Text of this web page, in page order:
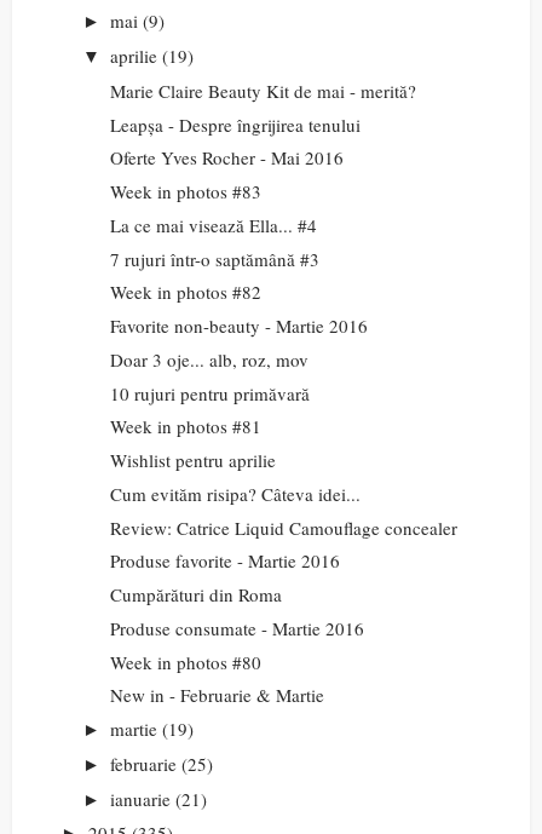
► mai (9)
▼ aprilie (19)
Marie Claire Beauty Kit de mai - merită?
Leapșa - Despre îngrijirea tenului
Oferte Yves Rocher - Mai 2016
Week in photos #83
La ce mai visează Ella... #4
7 rujuri într-o saptămână #3
Week in photos #82
Favorite non-beauty - Martie 2016
Doar 3 oje... alb, roz, mov
10 rujuri pentru primăvară
Week in photos #81
Wishlist pentru aprilie
Cum evităm risipa? Câteva idei...
Review: Catrice Liquid Camouflage concealer
Produse favorite - Martie 2016
Cumpărături din Roma
Produse consumate - Martie 2016
Week in photos #80
New in - Februarie & Martie
► martie (19)
► februarie (25)
► ianuarie (21)